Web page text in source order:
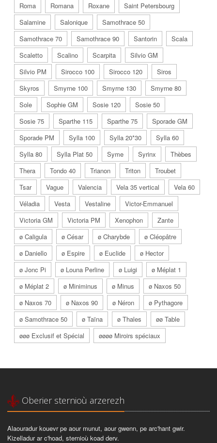
Roma
Romana Roxane
Saint Petersbourg
Salamine
Salonique
Samothrace 50
Samothrace 70
Samothrace 90 Santorin
Scala
Scaletto
Scalino Scarpita
Silvio GM
Silvio PM
Sirocco 100 Sirocco 120
Siros
Skyros
Smyrne 100 Smyrne 130
Smyrne 80
Sole
Sophie GM Sosie 120
Sosie 50
Sosie 75
Sparthe 115 Sparthe 75
Sporade GM
Sporade PM
Sylla 100 Sylla 20*30
Sylla 60
Sylla 80
Sylla Plat 50 Syme Syrinx
Thèbes
Thera
Tondo 40 Trianon Triton
Troubet
Tsar
Vague Valencia Vela 35 vertical
Vela 60
Véladia
Vesta Vestaline
Victor-Emmanuel
Victoria GM
Victoria PM Xenophon
Zante
ø Caligula
ø César ø Charybde
ø Cléopâtre
ø Daniello
ø Espire ø Euclide
ø Hector
ø Jonc Pi
ø Louna Perline ø Luigi
ø Méplat 1
ø Méplat 2
ø Miniminus ø Minus
ø Naxos 50
ø Naxos 70
ø Naxos 90 ø Néron
ø Pythagore
ø Samothrace 50
ø Taïna ø Thales
øø Table
øøø Exclusif et Spécial
øøøø Miroirs spéciaux
Oberier sternioù arzerezh
Alaouradur kouevr pe aour munut, aour gwenn, pe arc'hant gwir.
Kizelladur ar c'hoad, sternioù koad derv.